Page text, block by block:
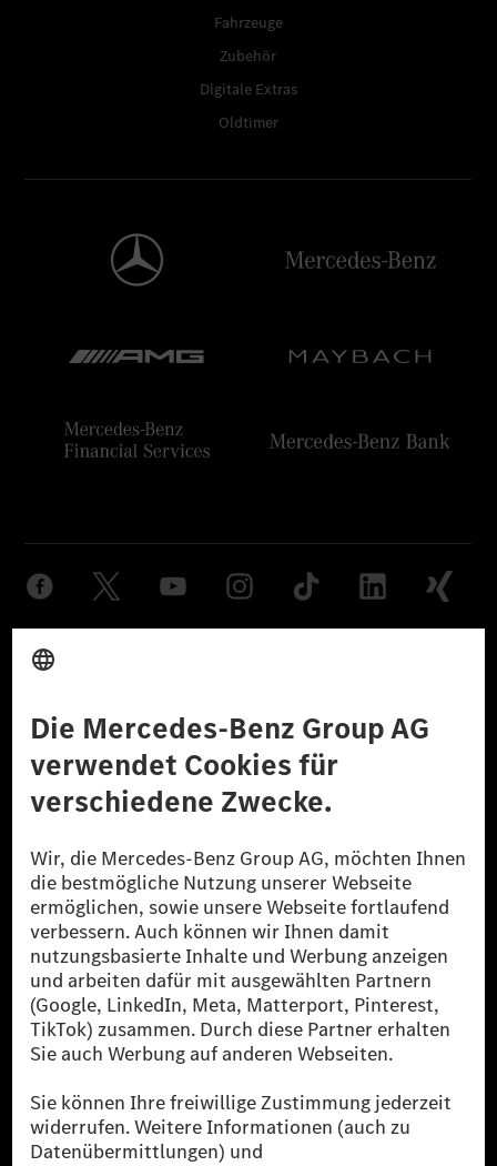
Fahrzeuge
Zubehör
Digitale Extras
Oldtimer
© 2026 Mercedes-Benz Group AG. Alle Rechte vorbehalten.
reduzierte CO₂-Emissionen bei der Mercedes-Benz Group durch
zertifizierte Ausgleichsprojekte kompensiert werden.
[2] Renewable Charging ist ein integraler Bestandteil von MB.CHARGE
Public in Europa, den USA, Kanada und China. Sofern an der jeweiligen
Ladestation noch kein Strom aus erneuerbaren Energien vorliegt,
verwendet Renewable Charging Grünstromzertifikate*. Diese stellen
sicher, dass für Ladevorgänge über MB.CHARGE Public eine äquivalente
Strommenge aus erneuerbaren Energien ins Stromnetz eingespeist wird.
Sie stammen ausschließlich aus Wind- und Solarkraftanlagen, die jünger
als sechs Jahre sind.
* Inkl. EKOenergy Ökolabel
* Die angegebenen Werte wurden nach dem vorgeschriebenen
Messverfahren WLTP (Worldwide harmonised Light vehicles Test
Procedure) ermittelt. Die angegebenen Spannweiten beziehen sich auf
den europäischen Markt. Der Energieverbrauch und der CO₂-Ausstoß